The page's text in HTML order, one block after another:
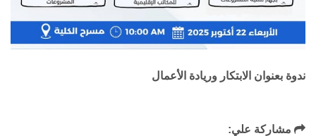
ندوة بعنوان الابتكار وريادة الأعمال
مشاركة علي: